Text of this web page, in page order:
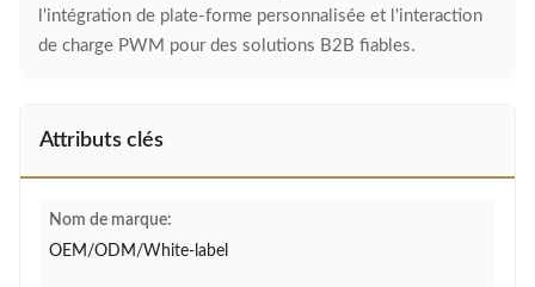
l'intégration de plate-forme personnalisée et l'interaction
de charge PWM pour des solutions B2B fiables.
Attributs clés
Nom de marque:
OEM/ODM/White-label